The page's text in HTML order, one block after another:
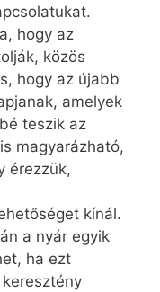
hogy az
közös
hogy az újabb
amelyek
teszik az
magyarázható,
érezzük,
kínál.
a nyár egyik
ha ezt